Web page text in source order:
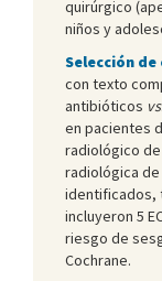
quirúrgico
niños y
Selección
con texto
antibióticos vs
en pacientes
radiológico
radiológica
identificados,
incluyeron 5
riesgo de
Cochrane.